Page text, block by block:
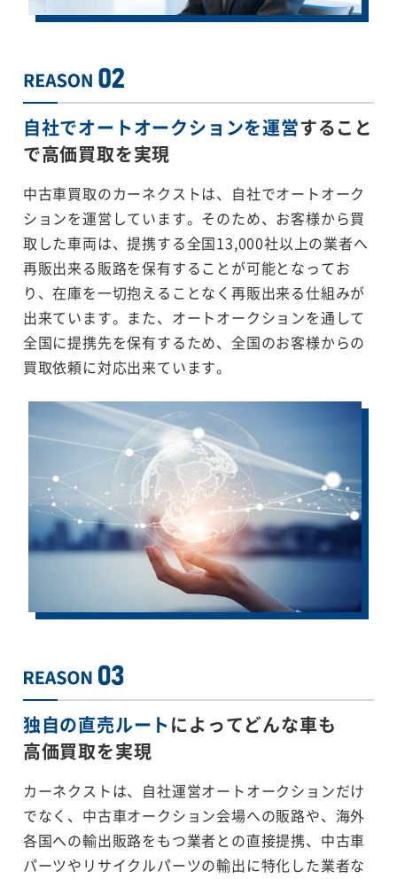
自社でオートオークションを運営すること
で高価買取を実現
中古車買取のカーネクストは、自社でオートオーク
ションを運営しています。そのため、お客様から買
取した車両は、提携する全国13,000社以上の業者へ
再販出来る販路を保有することが可能となってお
り、在庫を一切抱えることなく再販出来る仕組みが
出来ています。また、オートオークションを通して
全国に提携先を保有するため、全国のお客様からの
買取依頼に対応出来ています。
独自の直売ルートによってどんな車も
高価買取を実現
カーネクストは、自社運営オートオークションだけ
でなく、中古車オークション会場への販路や、海外
各国への輸出販路をもつ業者との直接提携、中古車
パーツやリサイクルパーツの輸出に特化した業者な